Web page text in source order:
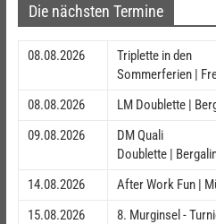
Die nächsten Termine
08.08.2026
Triplette in den
Sommerferien |
08.08.2026
LM Doublette |
09.08.2026
DM Quali
Doublette |
14.08.2026
After Work Fun |
15.08.2026
8. Murginsel -